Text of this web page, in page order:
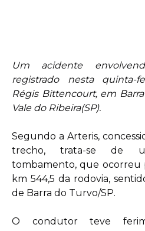
Um acidente
registrado nesta quinta-
Régis Bittencourt, em
Vale do Ribeira(SP).
Segundo a Arteris,
trecho, trata-se de
tombamento, que ocorreu
km 544,5 da rodovia,
de Barra do Turvo/SP.
O condutor teve